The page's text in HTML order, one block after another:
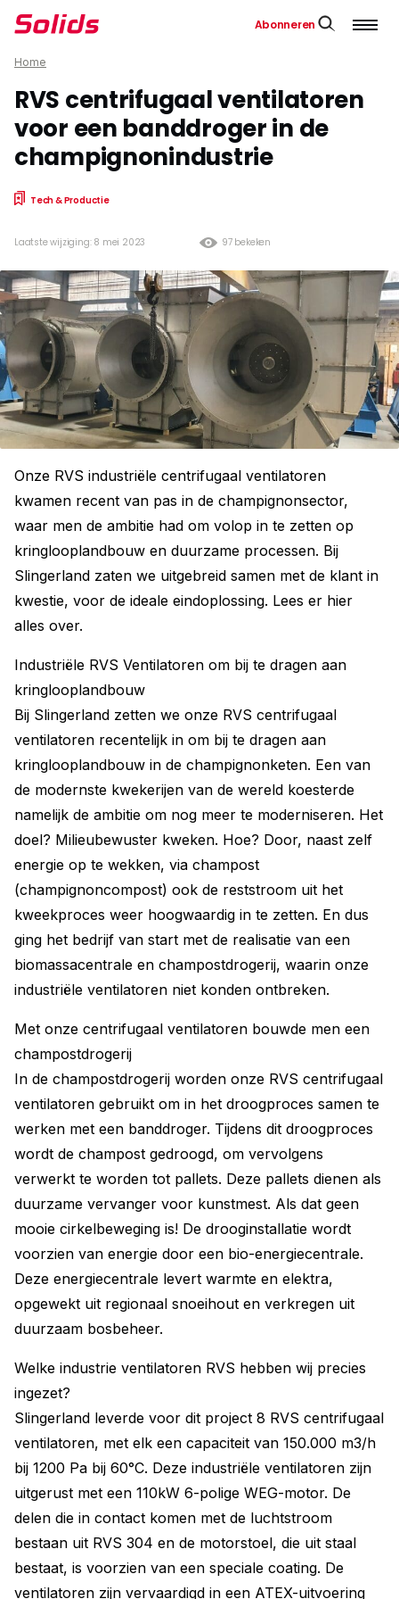
Abonneren
Home
RVS centrifugaal ventilatoren
voor een banddroger in de
champignonindustrie
Tech & Productie
97 bekeken
Laatste wijziging: 8 mei 2023
Onze RVS industriële centrifugaal ventilatoren
kwamen recent van pas in de champignonsector,
waar men de ambitie had om volop in te zetten op
kringlooplandbouw en duurzame processen. Bij
Slingerland zaten we uitgebreid samen met de klant in
kwestie, voor de ideale eindoplossing. Lees er hier
alles over.
Industriële RVS Ventilatoren om bij te dragen aan
kringlooplandbouw
Bij Slingerland zetten we onze RVS centrifugaal
ventilatoren recentelijk in om bij te dragen aan
kringlooplandbouw in de champignonketen. Een van
de modernste kwekerijen van de wereld koesterde
namelijk de ambitie om nog meer te moderniseren. Het
doel? Milieubewuster kweken. Hoe? Door, naast zelf
energie op te wekken, via champost
(champignoncompost) ook de reststroom uit het
kweekproces weer hoogwaardig in te zetten. En dus
ging het bedrijf van start met de realisatie van een
biomassacentrale en champostdrogerij, waarin onze
industriële ventilatoren niet konden ontbreken.
Met onze centrifugaal ventilatoren bouwde men een
champostdrogerij
In de champostdrogerij worden onze RVS centrifugaal
ventilatoren gebruikt om in het droogproces samen te
werken met een banddroger. Tijdens dit droogproces
wordt de champost gedroogd, om vervolgens
verwerkt te worden tot pallets. Deze pallets dienen als
duurzame vervanger voor kunstmest. Als dat geen
mooie cirkelbeweging is! De drooginstallatie wordt
voorzien van energie door een bio-energiecentrale.
Deze energiecentrale levert warmte en elektra,
opgewekt uit regionaal snoeihout en verkregen uit
duurzaam bosbeheer.
Welke industrie ventilatoren RVS hebben wij precies
ingezet?
Slingerland leverde voor dit project 8 RVS centrifugaal
ventilatoren, met elk een capaciteit van 150.000 m3/h
bij 1200 Pa bij 60°C. Deze industriële ventilatoren zijn
uitgerust met een 110kW 6-polige WEG-motor. De
delen die in contact komen met de luchtstroom
bestaan uit RVS 304 en de motorstoel, die uit staal
bestaat, is voorzien van een speciale coating. De
ventilatoren zijn vervaardigd in een ATEX-uitvoering